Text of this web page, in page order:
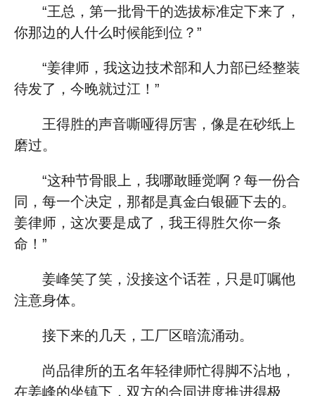
“王总，第一批骨干的选拔标准定下来了，
你那边的人什么时候能到位？”
“姜律师，我这边技术部和人力部已经整装
待发了，今晚就过江！”
王得胜的声音嘶哑得厉害，像是在砂纸上
磨过。
“这种节骨眼上，我哪敢睡觉啊？每一份合
同，每一个决定，那都是真金白银砸下去的。
姜律师，这次要是成了，我王得胜欠你一条
命！”
姜峰笑了笑，没接这个话茬，只是叮嘱他
注意身体。
接下来的几天，工厂区暗流涌动。
尚品律所的五名年轻律师忙得脚不沾地，
在姜峰的坐镇下，双方的合同进度推进得极